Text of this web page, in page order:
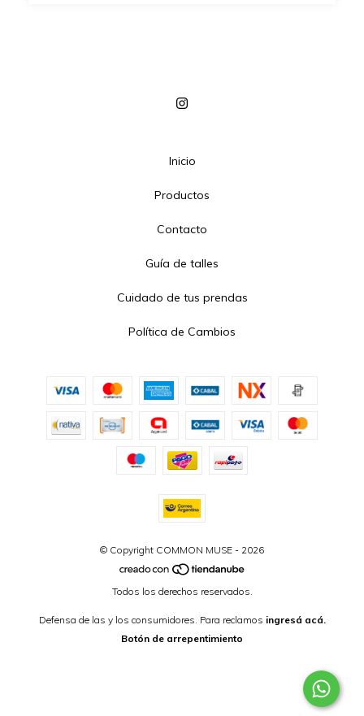
Inicio
Productos
Contacto
Guía de talles
Cuidado de tus prendas
Política de Cambios
© Copyright COMMON MUSE - 2026
Todos los derechos reservados.
Defensa de las y los consumidores. Para reclamos ingresá acá.
Botón de arrepentimiento